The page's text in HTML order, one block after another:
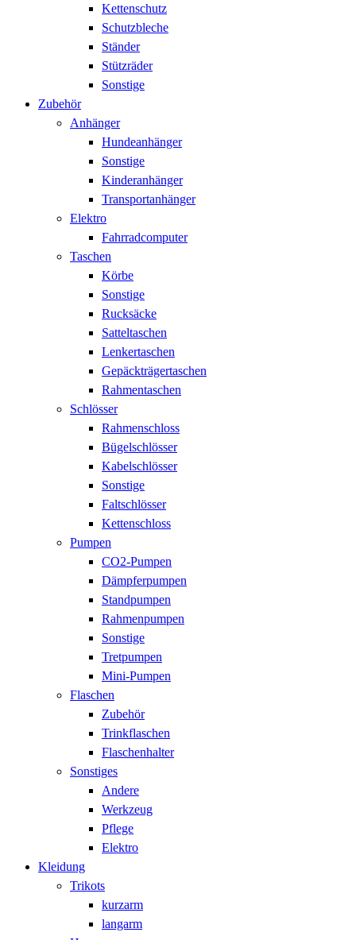
Kettenschutz
Schutzbleche
Ständer
Stützräder
Sonstige
Zubehör
Anhänger
Hundeanhänger
Sonstige
Kinderanhänger
Transportanhänger
Elektro
Fahrradcomputer
Taschen
Körbe
Sonstige
Rucksäcke
Satteltaschen
Lenkertaschen
Gepäckträgertaschen
Rahmentaschen
Schlösser
Rahmenschloss
Bügelschlösser
Kabelschlösser
Sonstige
Faltschlösser
Kettenschloss
Pumpen
CO2-Pumpen
Dämpferpumpen
Standpumpen
Rahmenpumpen
Sonstige
Tretpumpen
Mini-Pumpen
Flaschen
Zubehör
Trinkflaschen
Flaschenhalter
Sonstiges
Andere
Werkzeug
Pflege
Elektro
Kleidung
Trikots
kurzarm
langarm